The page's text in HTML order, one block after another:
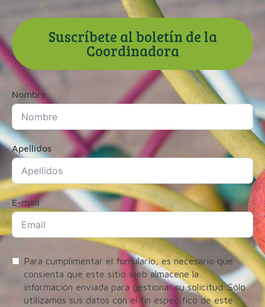
Suscríbete al boletín de la
Coordinadora
Nombre
Apellidos
E-mail
Para cumplimentar el fomulario, es necesario que
consienta que este sitio web almacene la
información enviada para gestionar su solicitud. Sólo
utilizamos sus datos con el fin específico de este